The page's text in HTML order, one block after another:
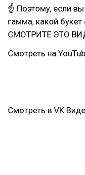
☝ Поэтому, если вы
гамма, какой
СМОТРИТЕ ЭТО
Смотреть на
Смотреть в VK